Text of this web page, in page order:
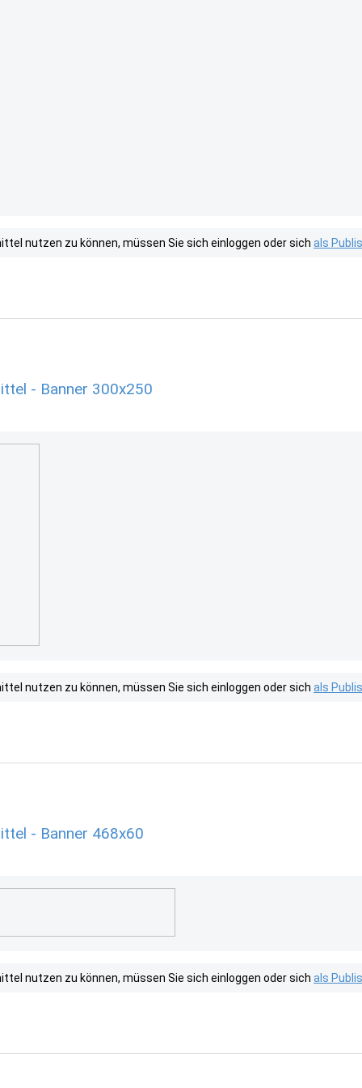
nutzen zu können, müssen Sie sich einloggen oder sich als
- Banner 300x250
nutzen zu können, müssen Sie sich einloggen oder sich als
- Banner 468x60
nutzen zu können, müssen Sie sich einloggen oder sich als